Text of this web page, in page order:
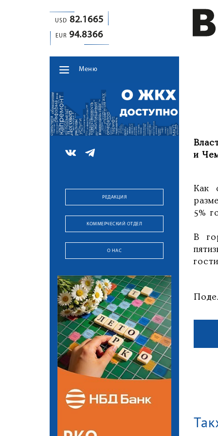
USD 82.1665
EUR 94.8366
Меню
РЕДАКЦИЯ
КОММЕРЧЕСКИЙ ОТДЕЛ
О НАС
и
Как
5%
В